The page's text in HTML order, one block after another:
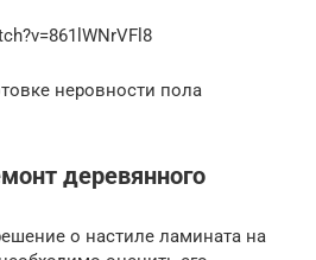
неровности пола
деревянного
о настиле ламината на